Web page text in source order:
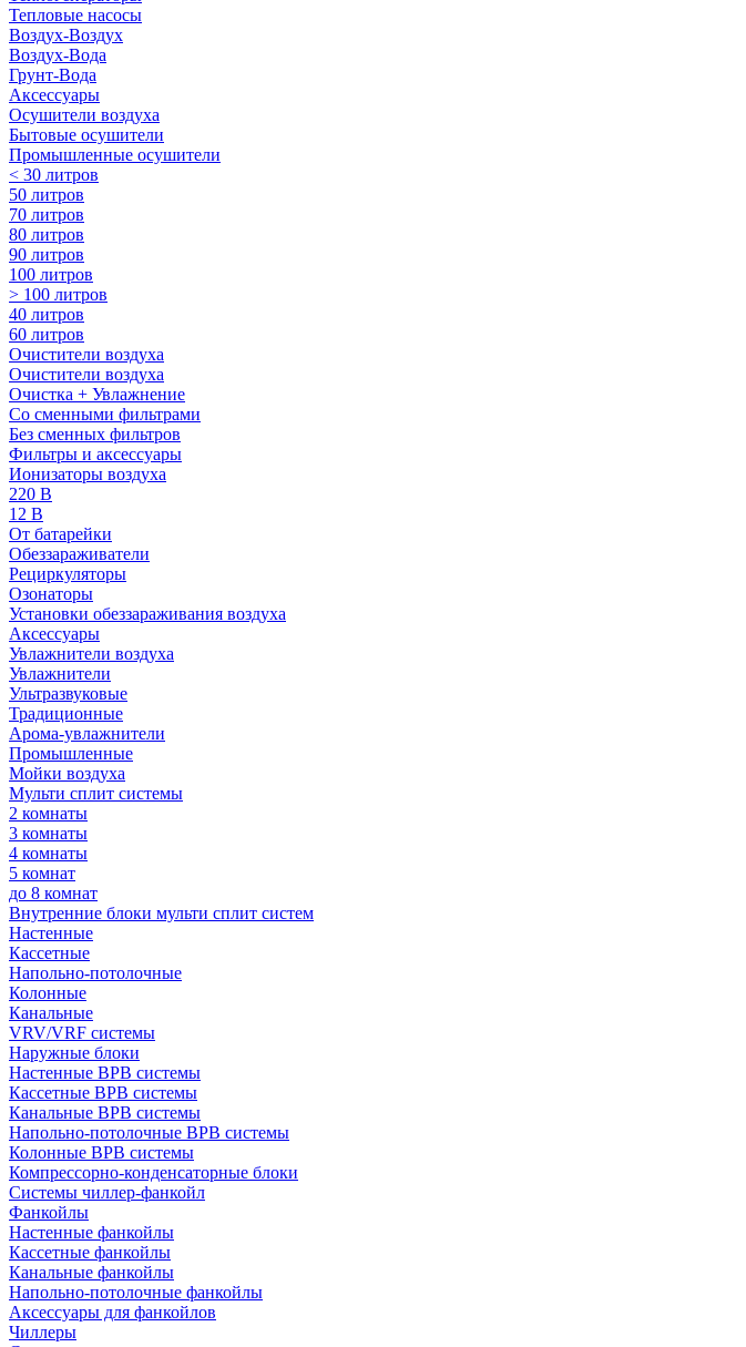
Тепловые насосы
Воздух-Воздух
Воздух-Вода
Грунт-Вода
Аксессуары
Осушители воздуха
Бытовые осушители
Промышленные осушители
< 30 литров
50 литров
70 литров
80 литров
90 литров
100 литров
> 100 литров
40 литров
60 литров
Очистители воздуха
Очистители воздуха
Очистка + Увлажнение
Cо сменными фильтрами
Без сменных фильтров
Фильтры и аксессуары
Ионизаторы воздуха
220 В
12 В
От батарейки
Обеззараживатели
Рециркуляторы
Озонаторы
Установки обеззараживания воздуха
Аксессуары
Увлажнители воздуха
Увлажнители
Ультразвуковые
Традиционные
Арома-увлажнители
Промышленные
Мойки воздуха
Мульти сплит системы
2 комнаты
3 комнаты
4 комнаты
5 комнат
до 8 комнат
Внутренние блоки мульти сплит систем
Настенные
Кассетные
Напольно-потолочные
Колонные
Канальные
VRV/VRF системы
Наружные блоки
Настенные ВРВ системы
Кассетные ВРВ системы
Канальные ВРВ системы
Напольно-потолочные ВРВ системы
Колонные ВРВ системы
Компрессорно-конденсаторные блоки
Системы чиллер-фанкойл
Фанкойлы
Настенные фанкойлы
Кассетные фанкойлы
Канальные фанкойлы
Напольно-потолочные фанкойлы
Аксессуары для фанкойлов
Чиллеры